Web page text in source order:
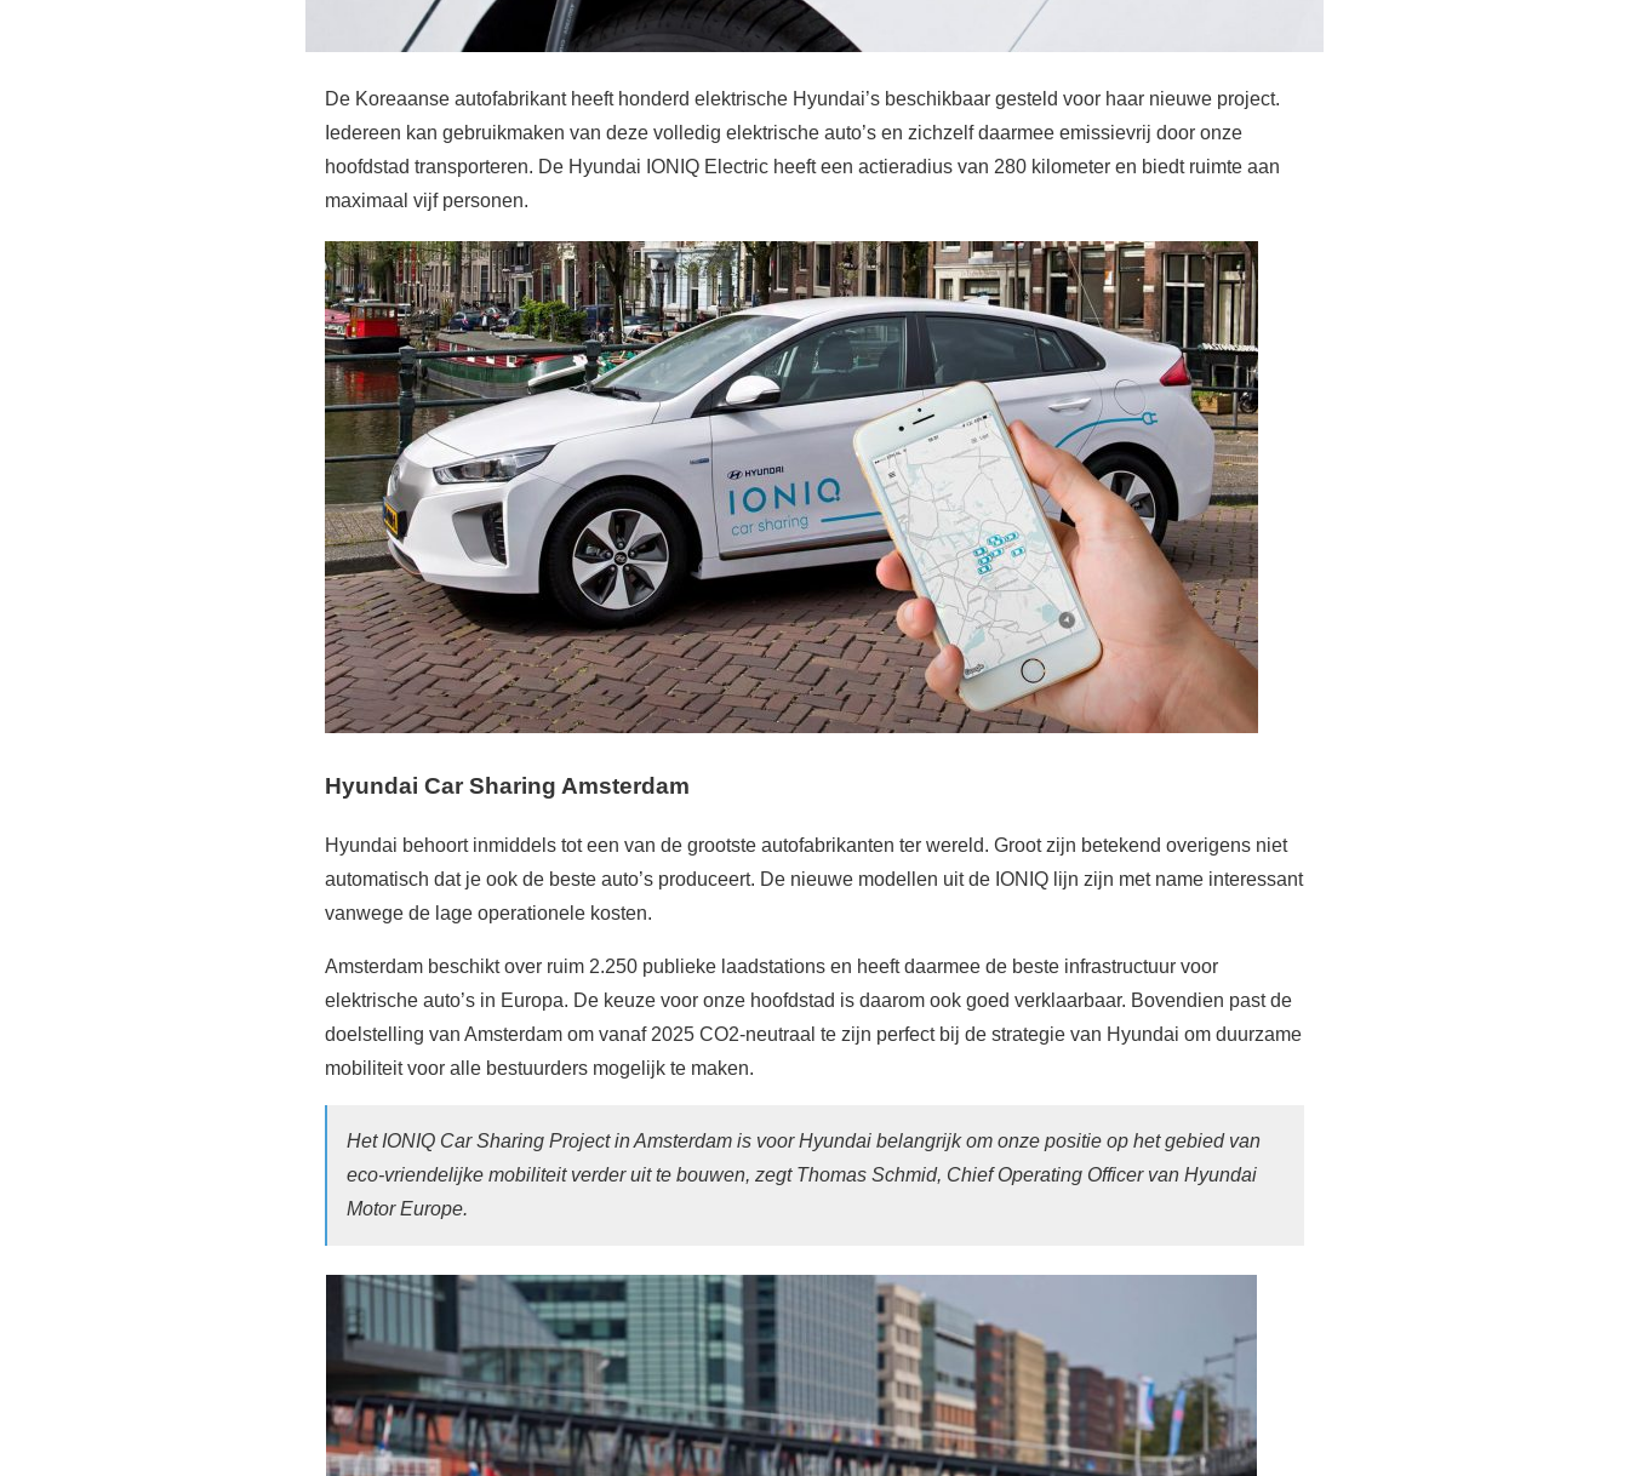
De Koreaanse autofabrikant heeft honderd elektrische Hyundai’s beschikbaar gesteld voor haar nieuwe project.
Iedereen kan gebruikmaken van deze volledig elektrische auto’s en zichzelf daarmee emissievrij door onze
hoofdstad transporteren. De Hyundai IONIQ Electric heeft een actieradius van 280 kilometer en biedt ruimte aan
maximaal vijf personen.
Hyundai Car Sharing Amsterdam
Hyundai behoort inmiddels tot een van de grootste autofabrikanten ter wereld. Groot zijn betekend overigens niet
automatisch dat je ook de beste auto’s produceert. De nieuwe modellen uit de IONIQ lijn zijn met name interessant
vanwege de lage operationele kosten.
Amsterdam beschikt over ruim 2.250 publieke laadstations en heeft daarmee de beste infrastructuur voor
elektrische auto’s in Europa. De keuze voor onze hoofdstad is daarom ook goed verklaarbaar. Bovendien past de
doelstelling van Amsterdam om vanaf 2025 CO2-neutraal te zijn perfect bij de strategie van Hyundai om duurzame
mobiliteit voor alle bestuurders mogelijk te maken.
Het IONIQ Car Sharing Project in Amsterdam is voor Hyundai belangrijk om onze positie op het gebied van
eco-vriendelijke mobiliteit verder uit te bouwen, zegt Thomas Schmid, Chief Operating Officer van Hyundai
Motor Europe.